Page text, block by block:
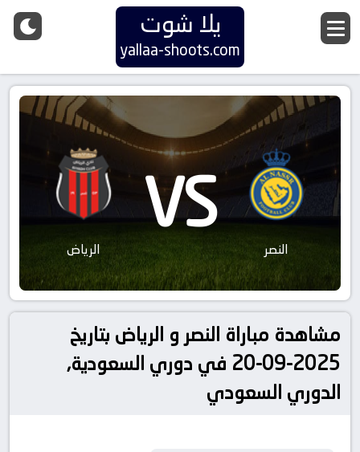
يلا شوت
yallaa-shoots.com
النصر VS الرياض
مشاهدة مباراة النصر و الرياض بتاريخ
2025-09-20 في دوري السعودية,
الدوري السعودي